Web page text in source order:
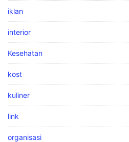
iklan
interior
Kesehatan
kost
kuliner
link
organisasi